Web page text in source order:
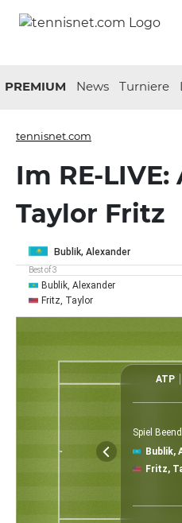
PREMIUM News Turniere
tennisnet.com
Im RE-
Taylor Fritz
Bublik, Alexander
Best of 3
Bublik, Alexander
Fritz, Taylor
ATP
Spiel
Bublik,
Fritz,